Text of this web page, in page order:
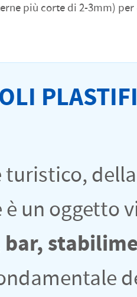
più corte di 2-3mm) per
turistico,
è un oggetto